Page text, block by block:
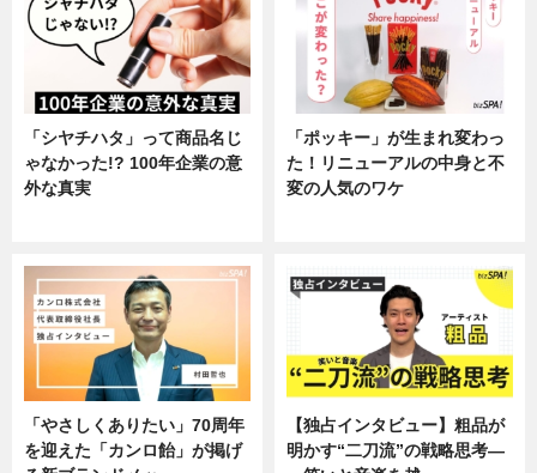
「シヤチハタ」って商品名じ
ゃなかった!? 100年企業の意
外な真実
「ポッキー」が生まれ変わっ
た！リニューアルの中身と不
変の人気のワケ
「やさしくありたい」70周年
を迎えた「カンロ飴」が掲げ
【独占インタビュー】粗品が
明かす“二刀流”の戦略思考―